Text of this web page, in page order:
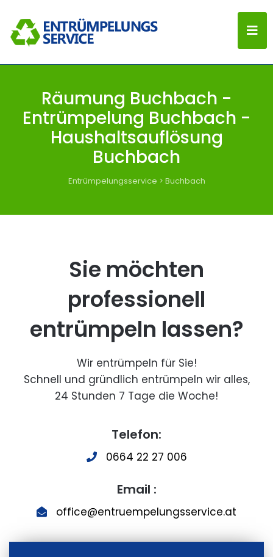
Räumung Buchbach -
Entrümpelung Buchbach -
Haushaltsauflösung
Buchbach
Entrümpelungsservice > Buchbach
Sie möchten
professionell
entrümpeln lassen?
Wir entrümpeln für Sie!
Schnell und gründlich entrümpeln wir alles,
24 Stunden 7 Tage die Woche!
Telefon:
0664 22 27 006
Email :
office@entruempelungsservice.at